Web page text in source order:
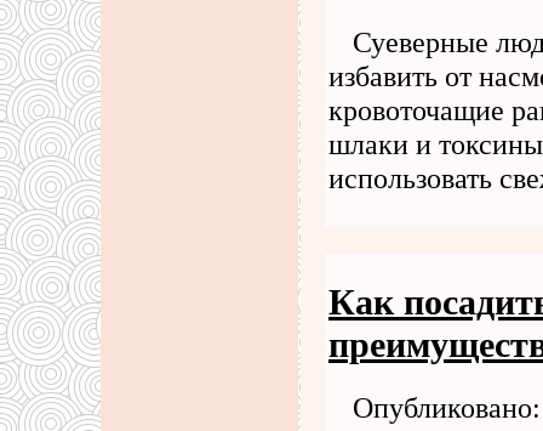
Суеверные
избавить от
кровоточащие
шлаки и
использовать
Как